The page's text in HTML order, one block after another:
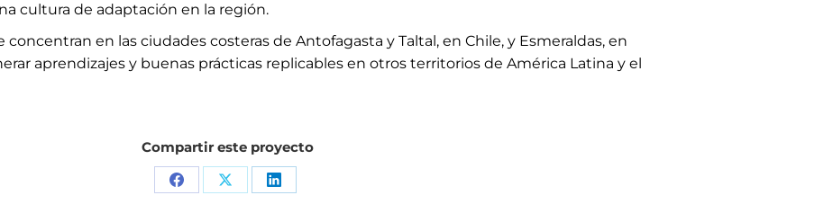
cultura de adaptación en la región.
concentran en las ciudades costeras de Antofagasta y Taltal, en Chile, y Esmeraldas, en
aprendizajes y buenas prácticas replicables en otros territorios de América Latina y el
Compartir este proyecto
Share
Share
Share